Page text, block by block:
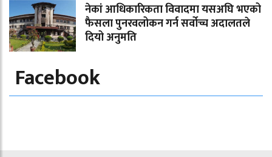
नेकां आधिकारिकता विवादमा यसअघि भएको
फैसला पुनरवलोकन गर्न सर्वोच्च अदालतले
दियो अनुमति
Facebook